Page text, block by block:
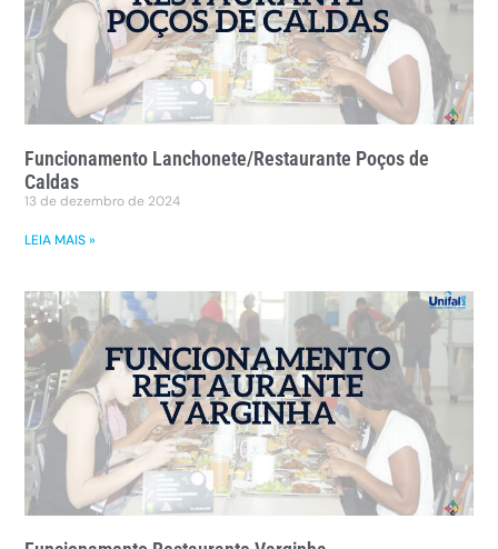
Funcionamento Lanchonete/Restaurante Poços de
Caldas
13 de dezembro de 2024
LEIA MAIS »